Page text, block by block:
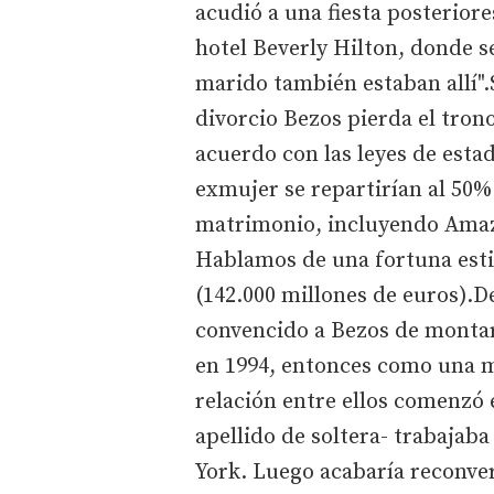
acudió a una fiesta
hotel Beverly Hilton, donde
marido también estaban
divorcio Bezos pierda el
acuerdo con las leyes de
exmujer se repartirían al
matrimonio, incluyendo
Hablamos de una fortuna
(142.000 millones de
convencido a Bezos de
en 1994, entonces como
relación entre ellos comenzó
apellido de soltera-
York. Luego acabaría